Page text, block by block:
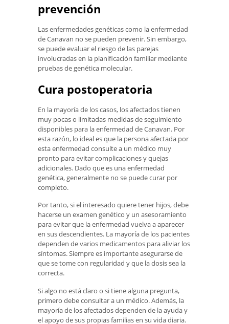
prevención
Las enfermedades genéticas como la enfermedad
de Canavan no se pueden prevenir. Sin embargo,
se puede evaluar el riesgo de las parejas
involucradas en la planificación familiar mediante
pruebas de genética molecular.
Cura postoperatoria
En la mayoría de los casos, los afectados tienen
muy pocas o limitadas medidas de seguimiento
disponibles para la enfermedad de Canavan. Por
esta razón, lo ideal es que la persona afectada por
esta enfermedad consulte a un médico muy
pronto para evitar complicaciones y quejas
adicionales. Dado que es una enfermedad
genética, generalmente no se puede curar por
completo.
Por tanto, si el interesado quiere tener hijos, debe
hacerse un examen genético y un asesoramiento
para evitar que la enfermedad vuelva a aparecer
en sus descendientes. La mayoría de los pacientes
dependen de varios medicamentos para aliviar los
síntomas. Siempre es importante asegurarse de
que se tome con regularidad y que la dosis sea la
correcta.
Si algo no está claro o si tiene alguna pregunta,
primero debe consultar a un médico. Además, la
mayoría de los afectados dependen de la ayuda y
el apoyo de sus propias familias en su vida diaria.